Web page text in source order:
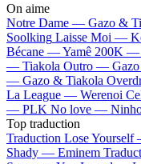
On aime
Notre Dame — Gazo &
Soolking Laisse Moi —
Bécane —Yamê 200K —
— Tiakola Outro —
— Gazo & Tiakola
La League — Werenoi
— PLK No love —
Top traduction
Traduction Lose
Shady — Eminem